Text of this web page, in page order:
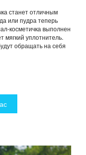
станет отличным
или пудра теперь
косметичка выполнен
мягкий уплотнитель.
обращать на себя